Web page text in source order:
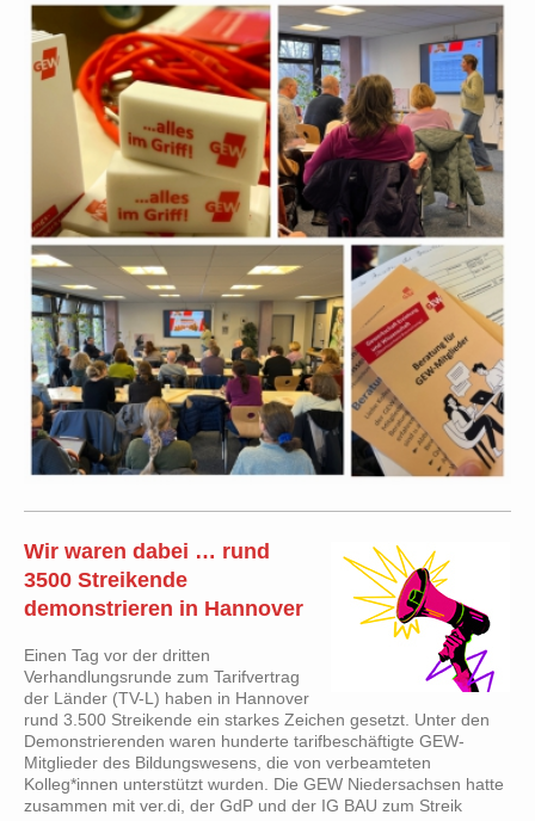
Wir waren dabei … rund
3500 Streikende
demonstrieren in Hannover
Einen Tag vor der dritten
Verhandlungsrunde zum Tarifvertrag
der Länder (TV-L) haben in Hannover
rund 3.500 Streikende ein starkes Zeichen gesetzt. Unter den
Demonstrierenden waren hunderte tarifbeschäftigte GEW-
Mitglieder des Bildungswesens, die von verbeamteten
Kolleg*innen unterstützt wurden. Die GEW Niedersachsen hatte
zusammen mit ver.di, der GdP und der IG BAU zum Streik